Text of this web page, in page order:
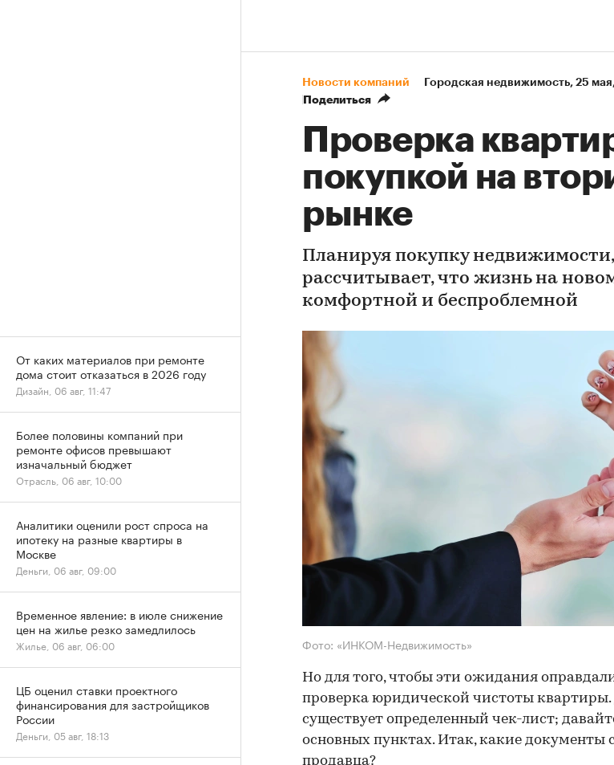
Новости компаний Городская недвижимость⁠, 25
Поделиться
Проверка
покупкой на
рынке
Планируя покупку
рассчитывает, что жизнь на
комфортной и беспроблемной
Фото: «ИНКОМ-Недвижимость»
Но для того, чтобы эти ожидания
проверка юридической чистоты квартиры.
существует определенный чек-лист;
основных пунктах. Итак, какие документы
продавца?
От каких материалов при ремонте
дома стоит отказаться в 2026 году
Дизайн, 06 авг, 11:47
Более половины компаний при
ремонте офисов превышают
изначальный бюджет
Отрасль, 06 авг, 10:00
Аналитики оценили рост спроса на
ипотеку на разные квартиры в
Москве
Деньги, 06 авг, 09:00
Временное явление: в июле снижение
цен на жилье резко замедлилось
Жилье, 06 авг, 06:00
ЦБ оценил ставки проектного
финансирования для застройщиков
России
Деньги, 05 авг, 18:13